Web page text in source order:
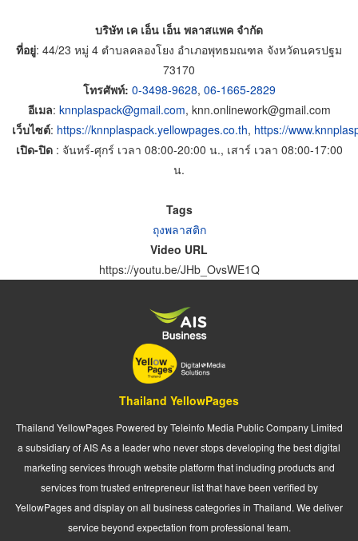
บริษัท เค เอ็น เอ็น พลาสแพค จำกัด
ที่อยู่: 44/23 หมู่ 4 ตำบลคลองโยง อำเภอพุทธมณฑล จังหวัดนครปฐม
73170
โทรศัพท์: 0-3498-9628, 06-1665-2829
อีเมล: knnplaspack@gmail.com, knn.onlinework@gmail.com
เว็บไซต์: https://knnplaspack.yellowpages.co.th, https://
เปิด-ปิด: จันทร์-ศุกร์ เวลา 08:00-20:00 น., เสาร์ เวลา 08:00-17:00
น.
Tags
ถุงพลาสติก
Video URL
https://youtu.be/JHb_OvsWE1Q
Thailand YellowPages
Thailand YellowPages Powered by Teleinfo Media Public Company Limited
a subsidiary of AIS As a leader who never stops developing the best digital
marketing services through website platform that including products and
services from trusted entrepreneur list that have been verified by
YellowPages and display on all business categories in Thailand. We deliver
service beyond expectation from professional team.